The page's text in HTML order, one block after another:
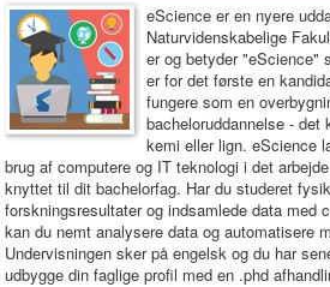
eScience er en nyere
Naturvidenskabelige
er og betyder "eScience"
er for det første en
fungere som en
bacheloruddannelse -
kemi eller lign. eScience
brug af computere og IT teknologi i det
knyttet til dit bachelorfag. Har du studeret
forskningsresultater og indsamlede data med
kan du nemt analysere data og automatisere
Undervisningen sker på engelsk og du har
udbygge din faglige profil med en .phd